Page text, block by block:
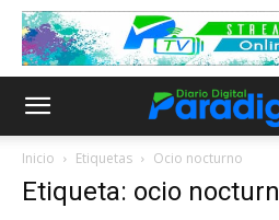
Inicio Etiquetas Ocio nocturno
Etiqueta: ocio